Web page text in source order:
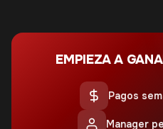
EMPIEZA A
Pagos
Manager